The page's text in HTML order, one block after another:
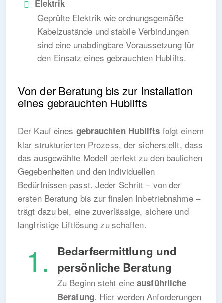
Elektrik
Geprüfte Elektrik wie ordnungsgemäße
Kabelzustände und stabile Verbindungen
sind eine unabdingbare Voraussetzung für
den Einsatz eines gebrauchten Hublifts.
Von der Beratung bis zur Installation
eines gebrauchten Hublifts
Der Kauf eines gebrauchten Hublifts folgt einem
klar strukturierten Prozess, der sicherstellt, dass
das ausgewählte Modell perfekt zu den baulichen
Gegebenheiten und den individuellen
Bedürfnissen passt. Jeder Schritt – von der
ersten Beratung bis zur finalen Inbetriebnahme –
trägt dazu bei, eine zuverlässige, sichere und
langfristige Liftlösung zu schaffen.
Bedarfsermittlung und
persönliche Beratung
Zu Beginn steht eineausführliche
Beratung. Hier werden Anforderungen